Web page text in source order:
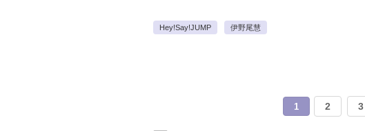
Hey!Say!JUMP 伊野尾慧
1 2 3